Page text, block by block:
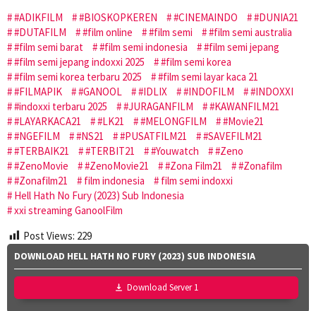
#ADIKFILM
#BIOSKOPKEREN #CINEMAINDO
#DUNIA21
#DUTAFILM
#film online #film semi
#film semi australia
#film semi barat
#film semi indonesia
#film semi jepang
#film semi jepang indoxxi 2025
#film semi korea
#film semi korea terbaru 2025
#film semi layar kaca 21
#FILMAPIK
#GANOOL #IDLIX #INDOFILM
#INDOXXI
#indoxxi terbaru 2025
#JURAGANFILM
#KAWANFILM21
#LAYARKACA21
#LK21 #MELONGFILM
#Movie21
#NGEFILM
#NS21 #PUSATFILM21
#SAVEFILM21
#TERBAIK21
#TERBIT21 #Youwatch
#Zeno
#ZenoMovie
#ZenoMovie21 #Zona Film21
#Zonafilm
#Zonafilm21
film indonesia
film semi indoxxi
Hell Hath No Fury (2023) Sub Indonesia
xxi streaming GanoolFilm
Post Views: 229
DOWNLOAD HELL HATH NO FURY (2023) SUB INDONESIA
Download Server 1